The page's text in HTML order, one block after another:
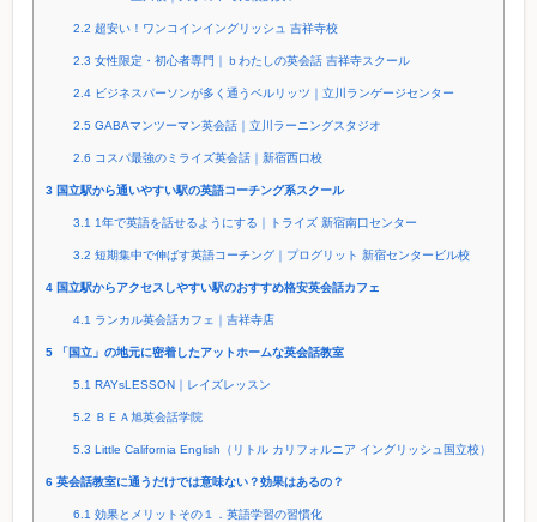
2.2 超安い！ワンコインイングリッシュ 吉祥寺校
2.3 女性限定・初心者専門｜ｂわたしの英会話 吉祥寺スクール
2.4ビジネスパーソンが多く通うベルリッツ｜立川ランゲージセンター
2.5 GABAマンツーマン英会話｜立川ラーニングスタジオ
2.6 コスパ最強のミライズ英会話｜新宿西口校
3 国立駅から通いやすい駅の英語コーチング系スクール
3.1 1年で英語を話せるようにする｜トライズ 新宿南口センター
3.2 短期集中で伸ばす英語コーチング｜プログリット 新宿センタービル校
4 国立駅からアクセスしやすい駅のおすすめ格安英会話カフェ
4.1 ランカル英会話カフェ｜吉祥寺店
5 「国立」の地元に密着したアットホームな英会話教室
5.1 RAYsLESSON｜レイズレッスン
5.2 ＢＥＡ旭英会話学院
5.3 Little California English（リトル カリフォルニア イングリッシュ国立校）
6 英会話教室に通うだけでは意味ない？効果はあるの？
6.1 効果とメリットその１．英語学習の習慣化